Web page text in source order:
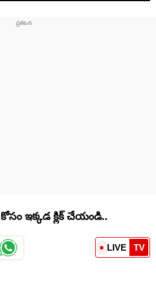
ఇక్కడ క్లిక్ చేయండి..
LIVE TV